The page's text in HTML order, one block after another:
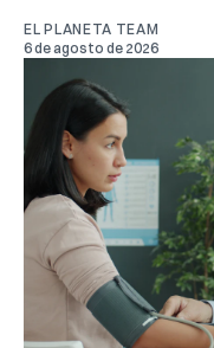
EL PLANETA TEAM
6 de agosto de 2026